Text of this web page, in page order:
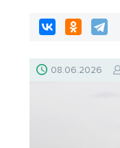
08.06.2026